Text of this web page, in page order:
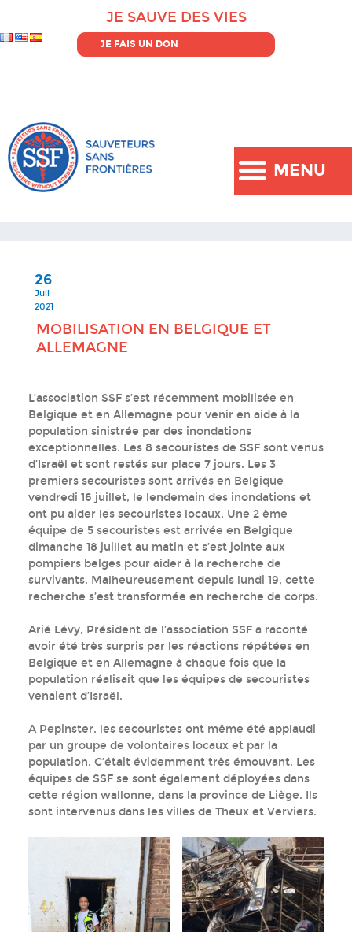
MENU
JE SAUVE DES VIES
JE FAIS UN DON
26
Juil
2021
MOBILISATION EN BELGIQUE ET
ALLEMAGNE
L’association SSF s’est récemment mobilisée en
Belgique et en Allemagne pour venir en aide à la
population sinistrée par des inondations
exceptionnelles. Les 8 secouristes de SSF sont venus
d’Israël et sont restés sur place 7 jours. Les 3
premiers secouristes sont arrivés en Belgique
vendredi 16 juillet, le lendemain des inondations et
ont pu aider les secouristes locaux. Une 2 ème
équipe de 5 secouristes est arrivée en Belgique
dimanche 18 juillet au matin et s’est jointe aux
pompiers belges pour aider à la recherche de
survivants. Malheureusement depuis lundi 19, cette
recherche s’est transformée en recherche de corps.
Arié Lévy, Président de l’association SSF a raconté
avoir été très surpris par les réactions répétées en
Belgique et en Allemagne à chaque fois que la
population réalisait que les équipes de secouristes
venaient d’Israël.
A Pepinster, les secouristes ont même été applaudi
par un groupe de volontaires locaux et par la
population. C’était évidemment très émouvant. Les
équipes de SSF se sont également déployées dans
cette région wallonne, dans la province de Liège. Ils
sont intervenus dans les villes de Theux et Verviers.